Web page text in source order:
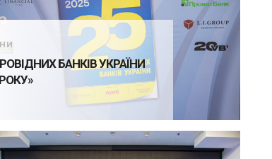
БАНКІВ УКРАЇНИ